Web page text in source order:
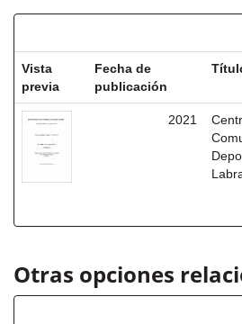
Vista
previa
Fecha de
publicación
2021
Otras opciones